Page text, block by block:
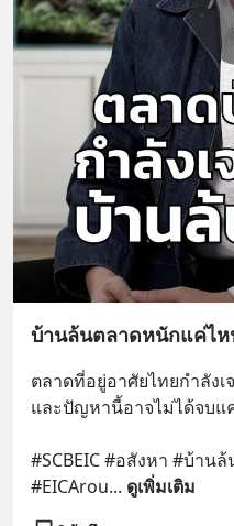
บ้านล้นตลาดหนักแค่ไห
ตลาดที่อยู่อาศัยไทยกำลัง
และปัญหานี้อาจไม่ได้จบแ
#SCBEIC #อสังหา #บ้าน
#EICArou... ดูเพิ่มเติม